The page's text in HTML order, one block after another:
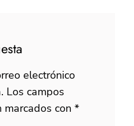
electrónico
Los campos
con *